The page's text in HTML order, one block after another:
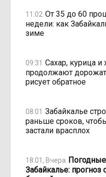
11:02 От 35 до 60
недели: как
зиме
09:31 Сахар, курица и
продолжают
рисует обратное
08:01 Забайкалье
раньше сроков,
застали врасплох
18:01, Вчера
Забайкалье: прогноз